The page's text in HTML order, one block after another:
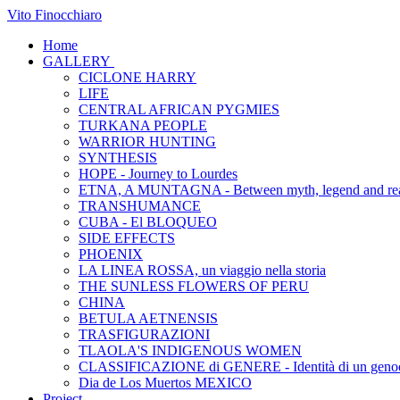
Vito Finocchiaro
Home
GALLERY
CICLONE HARRY
LIFE
CENTRAL AFRICAN PYGMIES
TURKANA PEOPLE
WARRIOR HUNTING
SYNTHESIS
HOPE - Journey to Lourdes
ETNA, A MUNTAGNA - Between myth, legend and
TRANSHUMANCE
CUBA - El BLOQUEO
SIDE EFFECTS
PHOENIX
LA LINEA ROSSA, un viaggio nella storia
THE SUNLESS FLOWERS OF PERU
CHINA
BETULA AETNENSIS
TRASFIGURAZIONI
TLAOLA'S INDIGENOUS WOMEN
CLASSIFICAZIONE di GENERE - Identità di un
Dia de Los Muertos MEXICO